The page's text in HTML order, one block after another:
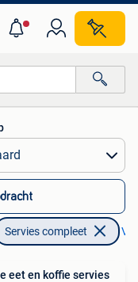
Servies compleet
eet en koffie servies